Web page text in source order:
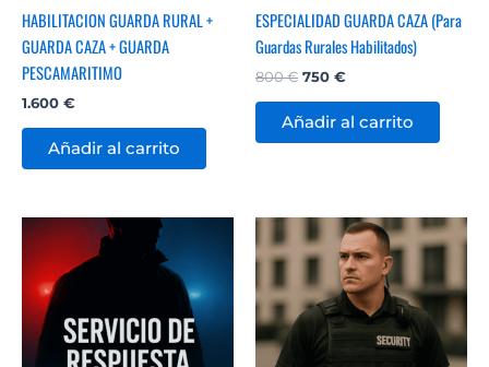
HABILITACION GUARDA RURAL +
GUARDA CAZA + GUARDA
PESCAMARITIMO
1.600 €
Añadir al carrito
ESPECIALIDAD GUARDA CAZA (Para
Guardas Rurales Habilitados)
800€ 750 €
Añadir al carrito